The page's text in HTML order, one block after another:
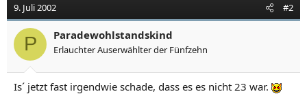
9. Juli 2002 #2
P Paradewohlstandskind
Erlauchter Auserwählter der Fünfzehn
Is´ jetzt fast irgendwie schade, dass es es nicht 23 war.